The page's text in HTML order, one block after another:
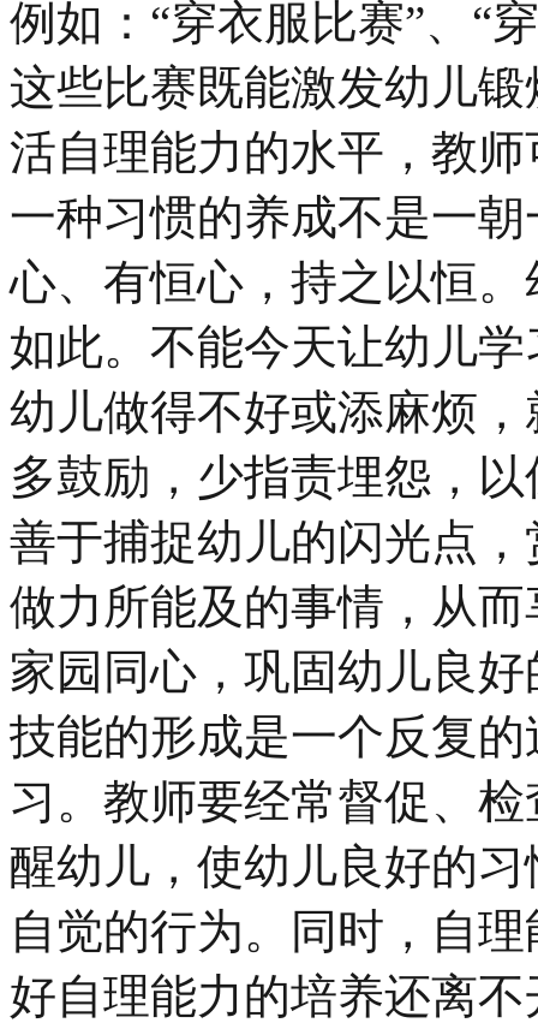
例如：“穿衣服比赛”、“
这些比赛既能激发幼儿
活自理能力的水平，教
一种习惯的养成不是一
心、有恒心，持之以恒
如此。不能今天让幼儿
幼儿做得不好或添麻烦
多鼓励，少指责埋怨，
善于捕捉幼儿的闪光点
做力所能及的事情，从
家园同心，巩固幼儿良
技能的形成是一个反复
习。教师要经常督促、检
醒幼儿，使幼儿良好的
自觉的行为。同时，自
好自理能力的培养还离